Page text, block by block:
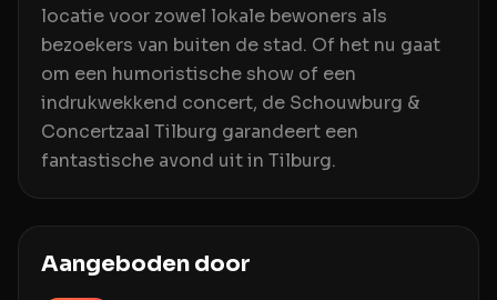
locatie voor zowel lokale bewoners als
bezoekers van buiten de stad. Of het nu gaat
om een humoristische show of een
indrukwekkend concert, de Schouwburg &
Concertzaal Tilburg garandeert een
fantastische avond uit in Tilburg.
Aangeboden door